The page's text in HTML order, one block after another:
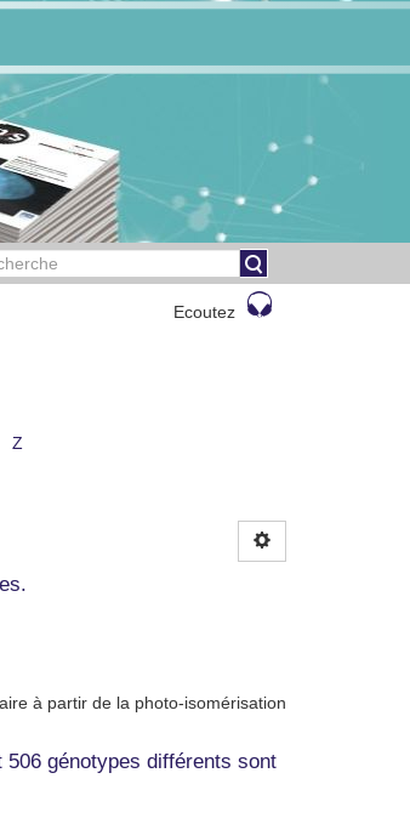
Ecoutez
Z
à partir de la photo-isomérisation
génotypes différents sont